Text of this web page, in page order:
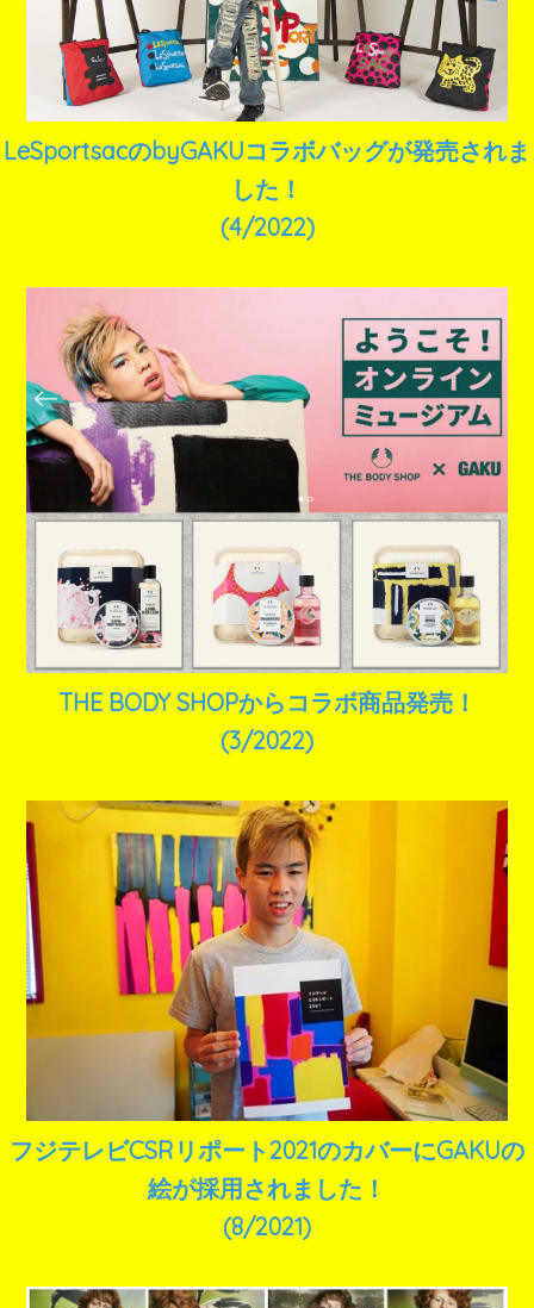
LeSportsacのbyGAKUコラボバッグが発売されま
した！
(4/2022)
THE BODY SHOPからコラボ商品発売！
(3/2022)
フジテレビCSRリポート2021のカバーにGAKUの
絵が採用されました！
(8/2021)